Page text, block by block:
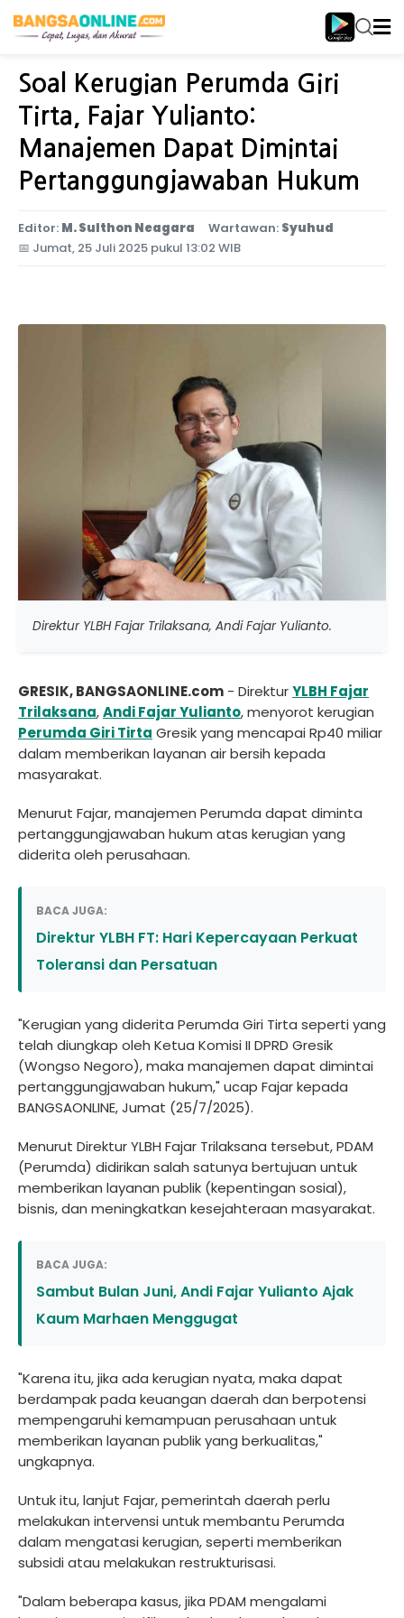
Home Jawa Timur
Soal Kerugian Perumda Giri
Tirta, Fajar Yulianto:
Manajemen Dapat Dimintai
Pertanggungjawaban Hukum
Editor: M. Sulthon Neagara Wartawan: Syuhud
📅 Jumat, 25 Juli 2025 pukul 13:02 WIB
Direktur YLBH Fajar Trilaksana, Andi Fajar Yulianto.
GRESIK, BANGSAONLINE.com - DirekturYLBH Fajar
Trilaksana,Andi Fajar Yulianto, menyorot kerugian
Perumda Giri Tirta Gresik yang mencapai Rp40 miliar
dalam memberikan layanan air bersih kepada
masyarakat.
Menurut Fajar, manajemen Perumda dapat diminta
pertanggungjawaban hukum atas kerugian yang
diderita oleh perusahaan.
BACA JUGA:
Direktur YLBH FT: Hari Kepercayaan Perkuat
Toleransi dan Persatuan
"Kerugian yang diderita Perumda Giri Tirta seperti yang
telah diungkap oleh Ketua Komisi II DPRD Gresik
(Wongso Negoro), maka manajemen dapat dimintai
pertanggungjawaban hukum," ucap Fajar kepada
BANGSAONLINE, Jumat (25/7/2025).
Menurut Direktur YLBH Fajar Trilaksana tersebut, PDAM
(Perumda) didirikan salah satunya bertujuan untuk
memberikan layanan publik (kepentingan sosial),
bisnis, dan meningkatkan kesejahteraan masyarakat.
BACA JUGA:
Sambut Bulan Juni, Andi Fajar Yulianto Ajak
Kaum Marhaen Menggugat
"Karena itu, jika ada kerugian nyata, maka dapat
berdampak pada keuangan daerah dan berpotensi
mempengaruhi kemampuan perusahaan untuk
memberikan layanan publik yang berkualitas,"
ungkapnya.
Untuk itu, lanjut Fajar, pemerintah daerah perlu
melakukan intervensi untuk membantu Perumda
dalam mengatasi kerugian, seperti memberikan
subsidi atau melakukan restrukturisasi.
"Dalam beberapa kasus, jika PDAM mengalami